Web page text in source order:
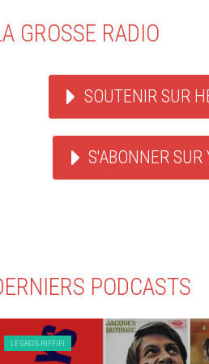
GROSSE RADIO
SOUTENIR SUR
S'ABONNER SUR
PODCASTS
LE GROS RIFFIFI